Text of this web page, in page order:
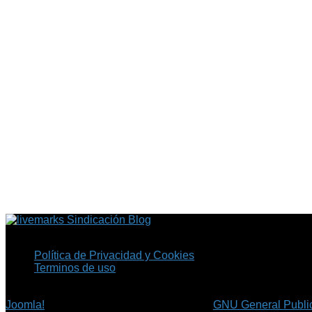
Sindicación Blog
Política de Privacidad y Cookies
Terminos de uso
Joomla!
GNU General